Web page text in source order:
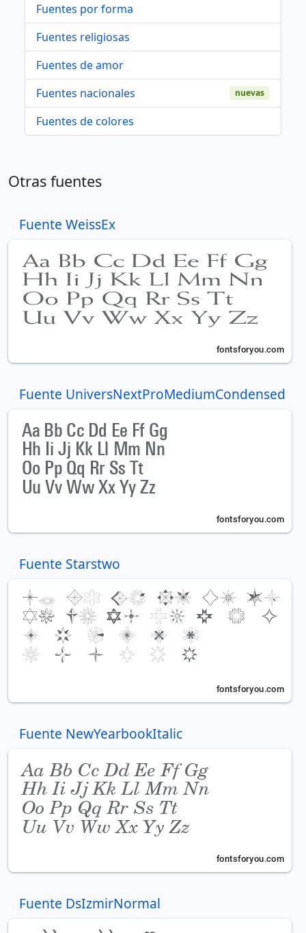
Fuentes por forma
Fuentes religiosas
Fuentes de amor
Fuentes nacionales
nuevas
Fuentes de colores
Otras fuentes
Fuente WeissEx
Fuente UniversNextProMediumCondensed
Fuente Starstwo
Fuente NewYearbookItalic
Fuente DsIzmirNormal